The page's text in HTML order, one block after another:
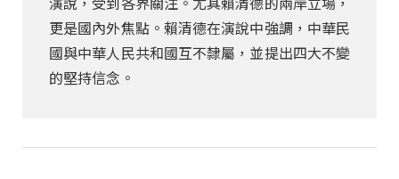
演說，受到各界關注。尤其賴清德的兩岸立場，
更是國內外焦點。賴清德在演說中強調，中華民
國與中華人民共和國互不隸屬，並提出四大不變
的堅持信念。